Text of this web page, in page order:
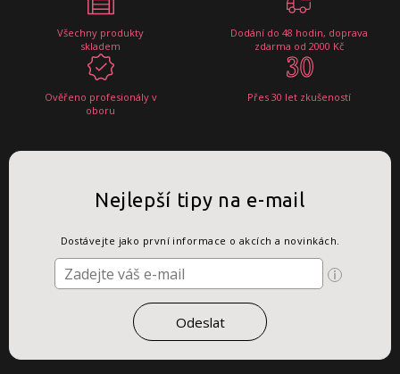
Všechny produkty
skladem
Dodání do 48 hodin, doprava
zdarma od 2000 Kč
Ověřeno profesionály v
oboru
Přes 30 let zkušeností
Nejlepší tipy na e-mail
Dostávejte jako první informace o akcích a novinkách.